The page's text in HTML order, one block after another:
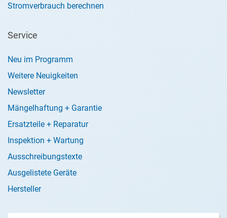
Stromverbrauch berechnen
Service
Neu im Programm
Weitere Neuigkeiten
Newsletter
Mängelhaftung + Garantie
Ersatzteile + Reparatur
Inspektion + Wartung
Ausschreibungstexte
Ausgelistete Geräte
Hersteller